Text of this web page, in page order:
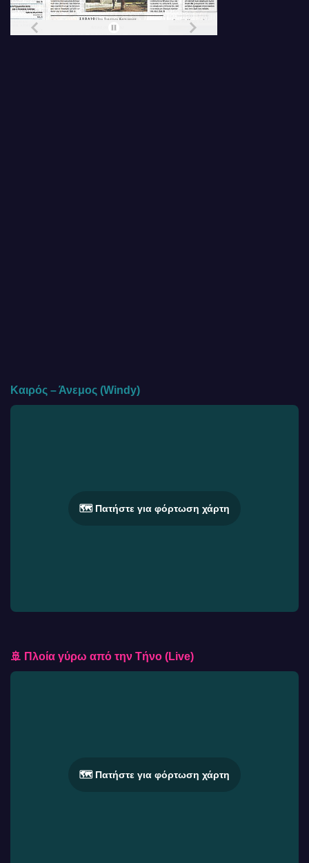
Καιρός – Άνεμος (Windy)
🗺️ Πατήστε για φόρτωση χάρτη
🚢 Πλοία γύρω από την Τήνο (Live)
🗺️ Πατήστε για φόρτωση χάρτη